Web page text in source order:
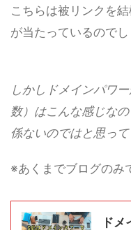
こちらは被リンクを
が当たっているのでし
しかしドメインパワ
数）はこんな感じな
係ないのではと思って
※あくまでブログのみ
ド